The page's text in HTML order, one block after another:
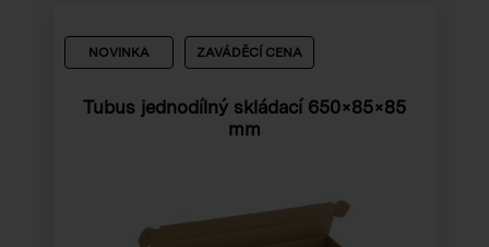
NOVINKA ZAVÁDĚCÍ CENA
Tubus jednodílný skládací 650×85×85
mm